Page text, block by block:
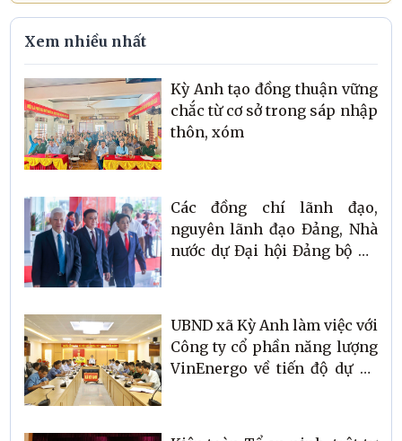
Xem nhiều nhất
Kỳ Anh tạo đồng thuận vững
chắc từ cơ sở trong sáp nhập
thôn, xóm
Các đồng chí lãnh đạo,
nguyên lãnh đạo Đảng, Nhà
nước dự Đại hội Đảng bộ Hà
UBND xã Kỳ Anh làm việc với
Công ty cổ phần năng lượng
VinEnergo về tiến độ dự án